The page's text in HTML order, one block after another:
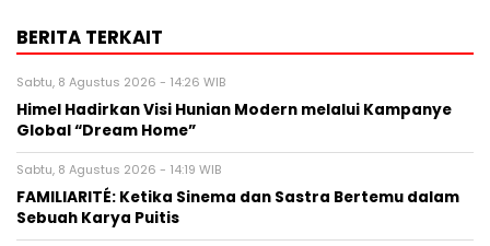
BERITA TERKAIT
Sabtu, 8 Agustus 2026 - 14:26 WIB
Himel Hadirkan Visi Hunian Modern melalui Kampanye
Global “Dream Home”
Sabtu, 8 Agustus 2026 - 14:19 WIB
FAMILIARITÉ: Ketika Sinema dan Sastra Bertemu dalam
Sebuah Karya Puitis